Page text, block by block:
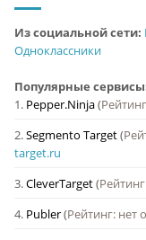
Из социальной сети:
Одноклассники
Популярные
1. Pepper.Ninja(
2.Segmento Target(
target.ru
3.CleverTarget(
4. Publer(Рейтинг: нет